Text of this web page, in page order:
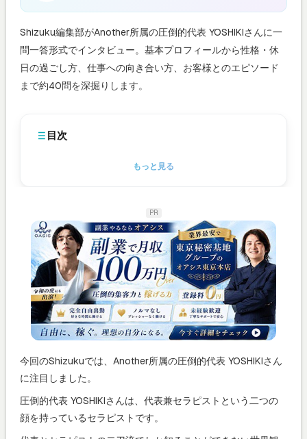
Shizuku編集部がAnother所属の圧倒的代表 YOSHIKIさんに一
問一答形式でインタビュー。基本プロフィールから性格・休
日の過ごし方、仕事への向き合い方、お客様とのエピソード
まで約40問を深掘りします。
目次
もっと見る
PR
今回のShizukuでは、Another所属の圧倒的代表 YOSHIKIさん
に注目しました。
圧倒的代表 YOSHIKIさんは、代表兼セラピストという二つの
顔を持っているセラピストです。